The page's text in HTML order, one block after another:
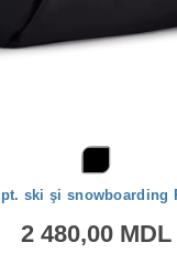
pt. ski şi snowboarding
2 480,00 MDL